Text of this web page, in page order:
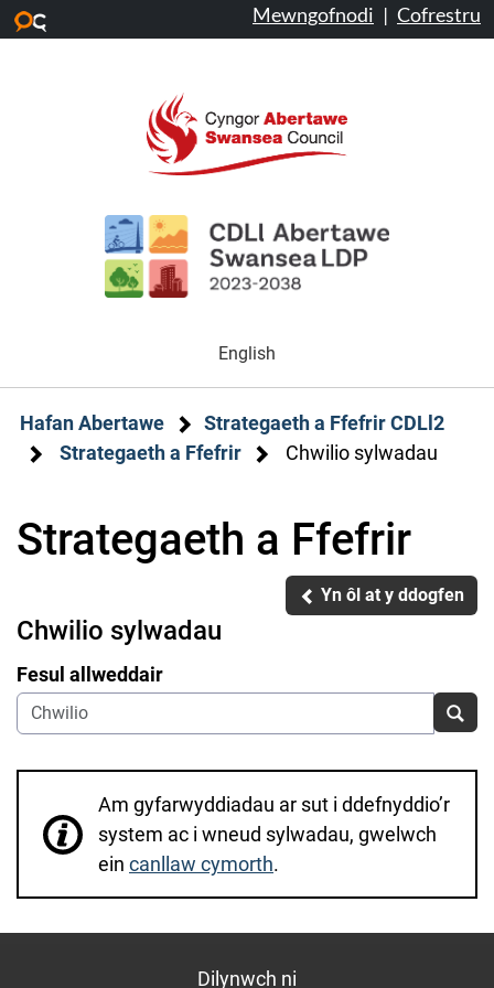
Mewngofnodi | Cofrestru
English
Hafan Abertawe
Strategaeth a Ffefrir CDLl2
Strategaeth a Ffefrir
Chwilio sylwadau
Strategaeth a Ffefrir
Yn ôl at y ddogfen
Yn ôl at y ddogfen
Chwilio sylwadau
Fesul allweddair
Am gyfarwyddiadau ar sut i ddefnyddio’r
system ac i wneud sylwadau, gwelwch
ein canllaw cymorth.
Dilynwch ni